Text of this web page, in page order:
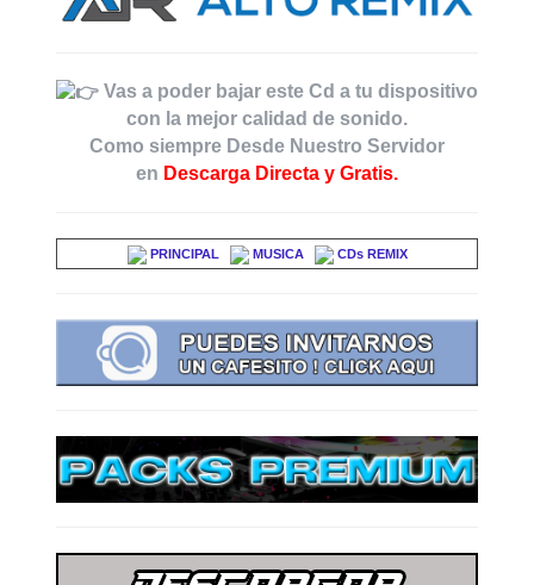
Vas a poder bajar este Cd a tu dispositivo
con la mejor calidad de sonido.
Como siempre Desde Nuestro Servidor
en Descarga Directa y Gratis.
PRINCIPAL MUSICA CDs REMIX